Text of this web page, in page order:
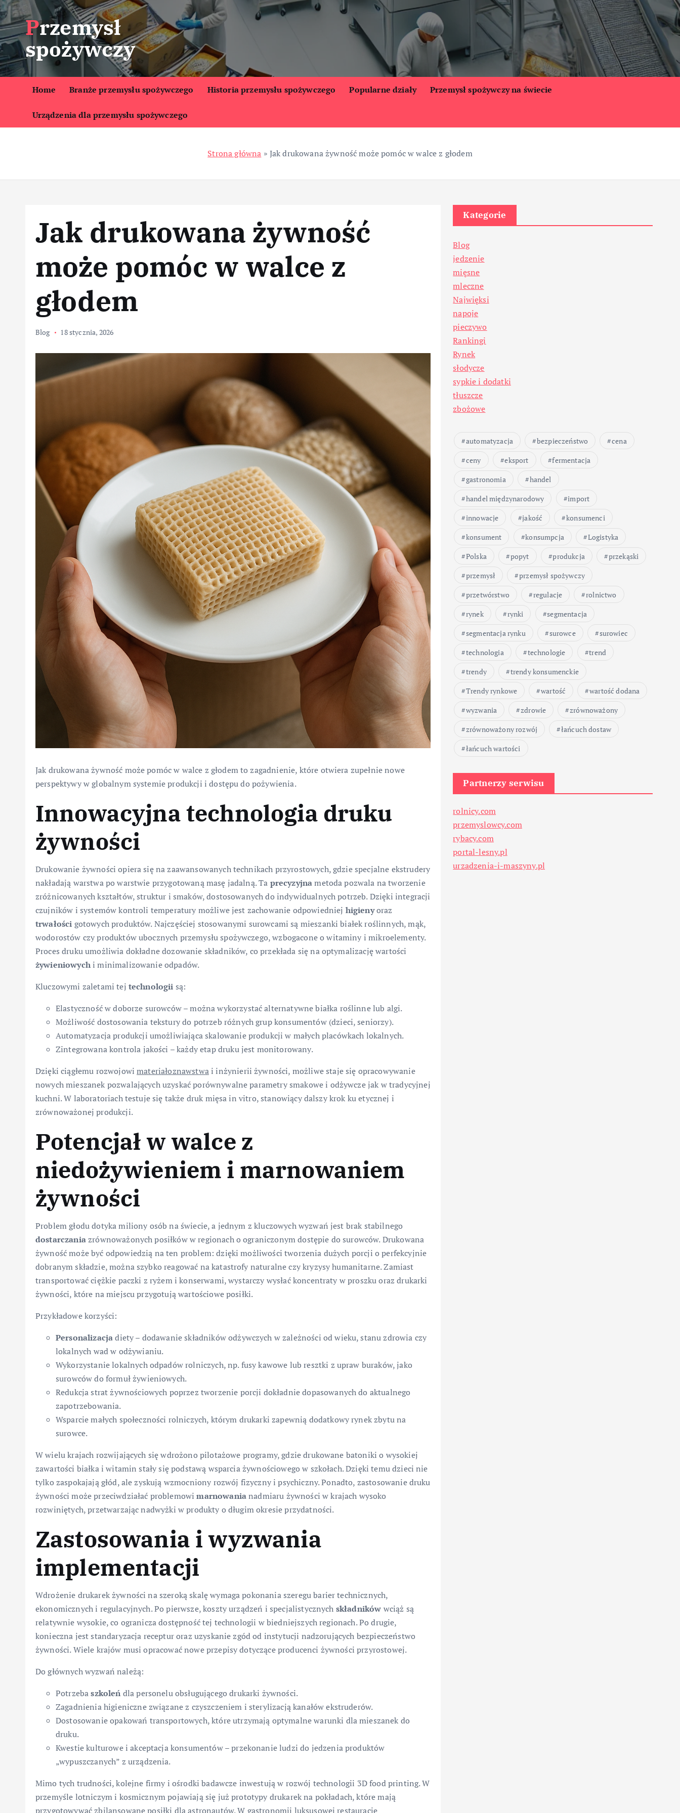
S
k
i
p
t
o
t
Przemysł
spożywczy
Home Branże przemysłu spożywczego Historia przemysłu spożywczego Popularne działy Przemysł spożywczy na świecie
Urządzenia dla przemysłu spożywczego
Strona główna » Jak drukowana żywność może pomóc w walce z głodem
Jak drukowana żywność
może pomóc w walce z
głodem
Blog 18 stycznia, 2026
Jak drukowana żywność może pomóc w walce z głodem to zagadnienie, które otwiera zupełnie nowe
perspektywy w globalnym systemie produkcji i dostępu do pożywienia.
Innowacyjna technologia druku
żywności
Drukowanie żywności opiera się na zaawansowanych technikach przyrostowych, gdzie specjalne ekstrudery
nakładają warstwa po warstwie przygotowaną masę jadalną. Ta precyzyjnametoda pozwala na tworzenie
zróżnicowanych kształtów, struktur i smaków, dostosowanych do indywidualnych potrzeb. Dzięki integracji
czujników i systemów kontroli temperatury możliwe jest zachowanie odpowiedniej higienyoraz
trwałości gotowych produktów. Najczęściej stosowanymi surowcami są mieszanki białek roślinnych, mąk,
wodorostów czy produktów ubocznych przemysłu spożywczego, wzbogacone o witaminy i mikroelementy.
Proces druku umożliwia dokładne dozowanie składników, co przekłada się na optymalizację wartości
żywieniowychi minimalizowanie odpadów.
Kluczowymi zaletami tej technologii są:
Elastyczność w doborze surowców – można wykorzystać alternatywne białka roślinne lub algi.
Możliwość dostosowania tekstury do potrzeb różnych grup konsumentów (dzieci, seniorzy).
Automatyzacja produkcji umożliwiająca skalowanie produkcji w małych placówkach lokalnych.
Zintegrowana kontrola jakości – każdy etap druku jest monitorowany.
Dzięki ciągłemu rozwojowimateriałoznawstwai inżynierii żywności, możliwe staje się opracowywanie
nowych mieszanek pozwalających uzyskać porównywalne parametry smakowe i odżywcze jak w tradycyjnej
kuchni. W laboratoriach testuje się także druk mięsa in vitro, stanowiący dalszy krok ku etycznej i
zrównoważonej produkcji.
Potencjał w walce z
niedożywieniem i marnowaniem
żywności
Problem głodu dotyka miliony osób na świecie, a jednym z kluczowych wyzwań jest brak stabilnego
dostarczaniazrównoważonych posiłków w regionach o ograniczonym dostępie do surowców. Drukowana
żywność może być odpowiedzią na ten problem: dzięki możliwości tworzenia dużych porcji o perfekcyjnie
dobranym składzie, można szybko reagować na katastrofy naturalne czy kryzysy humanitarne. Zamiast
transportować ciężkie paczki z ryżem i konserwami, wystarczy wysłać koncentraty w proszku oraz drukarki
żywności, które na miejscu przygotują wartościowe posiłki.
Przykładowe korzyści:
Personalizacjadiety – dodawanie składników odżywczych w zależności od wieku, stanu zdrowia czy
lokalnych wad w odżywianiu.
Wykorzystanie lokalnych odpadów rolniczych, np. fusy kawowe lub resztki z upraw buraków, jako
surowców do formuł żywieniowych.
Redukcja strat żywnościowych poprzez tworzenie porcji dokładnie dopasowanych do aktualnego
zapotrzebowania.
Wsparcie małych społeczności rolniczych, którym drukarki zapewnią dodatkowy rynek zbytu na
surowce.
W wielu krajach rozwijających się wdrożono pilotażowe programy, gdzie drukowane batoniki o wysokiej
zawartości białka i witamin stały się podstawą wsparcia żywnościowego w szkołach. Dzięki temu dzieci nie
tylko zaspokajają głód, ale zyskują wzmocniony rozwój fizyczny i psychiczny. Ponadto, zastosowanie druku
żywności może przeciwdziałać problemowimarnowanianadmiaru żywności w krajach wysoko
rozwiniętych, przetwarzając nadwyżki w produkty o długim okresie przydatności.
Zastosowania i wyzwania
implementacji
Wdrożenie drukarek żywności na szeroką skalę wymaga pokonania szeregu barier technicznych,
ekonomicznych i regulacyjnych. Po pierwsze, koszty urządzeń i specjalistycznych składników wciąż są
relatywnie wysokie, co ogranicza dostępność tej technologii w biedniejszych regionach. Po drugie,
konieczna jest standaryzacja receptur oraz uzyskanie zgód od instytucji nadzorujących bezpieczeństwo
żywności. Wiele krajów musi opracować nowe przepisy dotyczące producenci żywności przyrostowej.
Do głównych wyzwań należą:
Potrzebaszkoleń dla personelu obsługującego drukarki żywności.
Zagadnienia higieniczne związane z czyszczeniem i sterylizacją kanałów ekstruderów.
Dostosowanie opakowań transportowych, które utrzymają optymalne warunki dla mieszanek do
druku.
Kwestie kulturowe i akceptacja konsumentów – przekonanie ludzi do jedzenia produktów
„wypuszczanych” z urządzenia.
Mimo tych trudności, kolejne firmy i ośrodki badawcze inwestują w rozwój technologii 3D food printing. W
przemyśle lotniczym i kosmicznym pojawiają się już prototypy drukarek na pokładach, które mają
przygotowywać zbilansowane posiłki dla astronautów. W gastronomii luksusowej restauracje
Kategorie
Blog
jedzenie
mięsne
mleczne
Najwięksi
napoje
pieczywo
Rankingi
Rynek
słodycze
sypkie i dodatki
tłuszcze
zbożowe
automatyzacja bezpieczeństwo
cena
ceny
eksport
fermentacja
gastronomia
handel
handel międzynarodowy
import
innowacje
jakość
konsumenci
konsument
konsumpcja
Logistyka
Polska
popyt produkcja
przekąski
przemysł
przemysł spożywczy
przetwórstwo
regulacje
rolnictwo
rynek
rynki
segmentacja
segmentacja rynku
surowce
surowiec
technologia
technologie
trend
trendy
trendy konsumenckie
Trendy rynkowe
wartość
wartość dodana
wyzwania
zdrowie
zrównoważony
zrównoważony rozwój
łańcuch dostaw
łańcuch wartości
Partnerzy serwisu
rolnicy.com
przemyslowcy.com
rybacy.com
portal-lesny.pl
urzadzenia-i-maszyny.pl